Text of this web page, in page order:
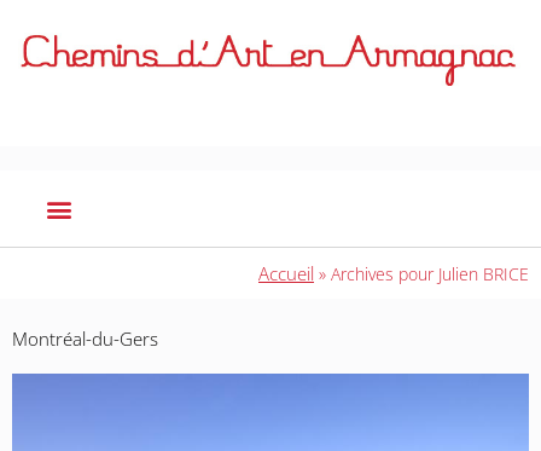
Accueil » Archives pour Julien BRICE
Montréal-du-Gers